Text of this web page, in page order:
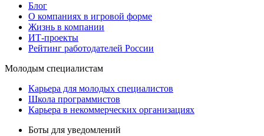
Блог
О компаниях в игровой форме
Жизнь в компании
ИТ-проекты
Рейтинг работодателей России
Молодым специалистам
Карьера для молодых специалистов
Школа программистов
Карьера в некоммерческих организациях
Боты для уведомлений